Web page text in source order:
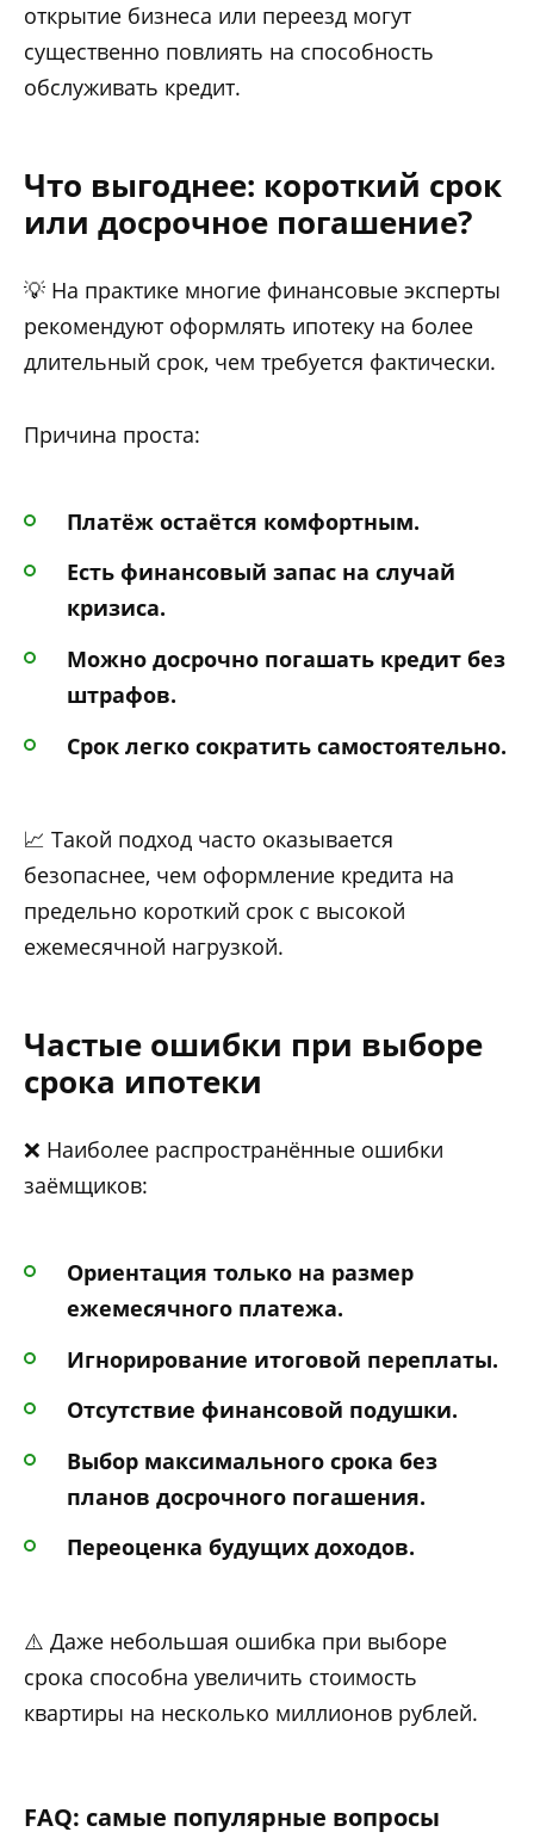
открытие бизнеса или переезд могут
существенно повлиять на способность
обслуживать кредит.
Что выгоднее: короткий срок
или досрочное погашение?
💡 На практике многие финансовые эксперты
рекомендуют оформлять ипотеку на более
длительный срок, чем требуется фактически.
Причина проста:
Платёж остаётся комфортным.
Есть финансовый запас на случай
кризиса.
Можно досрочно погашать кредит без
штрафов.
Срок легко сократить самостоятельно.
📈 Такой подход часто оказывается
безопаснее, чем оформление кредита на
предельно короткий срок с высокой
ежемесячной нагрузкой.
Частые ошибки при выборе
срока ипотеки
❌ Наиболее распространённые ошибки
заёмщиков:
Ориентация только на размер
ежемесячного платежа.
Игнорирование итоговой переплаты.
Отсутствие финансовой подушки.
Выбор максимального срока без
планов досрочного погашения.
Переоценка будущих доходов.
⚠️ Даже небольшая ошибка при выборе
срока способна увеличить стоимость
квартиры на несколько миллионов рублей.
FAQ: самые популярные вопросы